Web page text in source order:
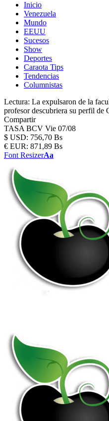
Inicio
Venezuela
Mundo
EEUU
Sucesos
Show
Deportes
Caraota Tips
Tendencias
Columnistas
Lectura: La expulsaron de la
profesor descubriera su perfil
Compartir
TASA BCV Vie 07/08
$ USD: 756,70 Bs
€ EUR: 871,89 Bs
Font ResizerAa